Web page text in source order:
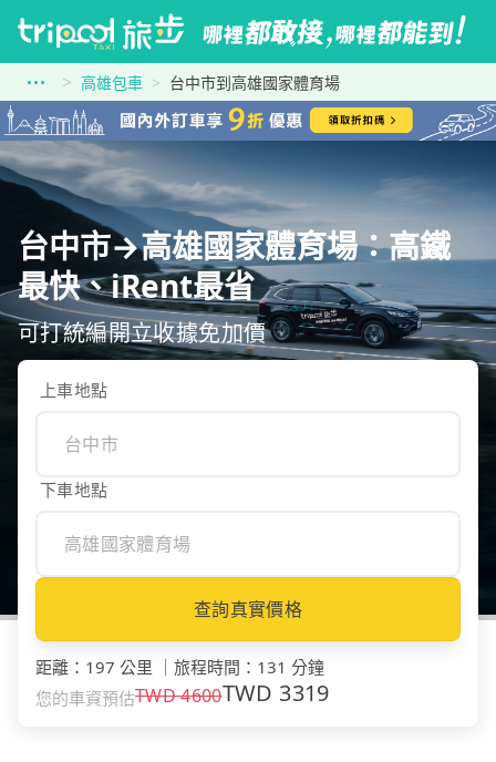
高雄包車 台中市到高雄國家體育場
台中市→高雄國家體育場：高鐵
最快、iRent最省
可打統編開立收據免加價
上車地點
下車地點
查詢真實價格
距離 ： 197 公里 旅程時間 ： 131 分鐘
您的車資預估TWD4600TWD 3319